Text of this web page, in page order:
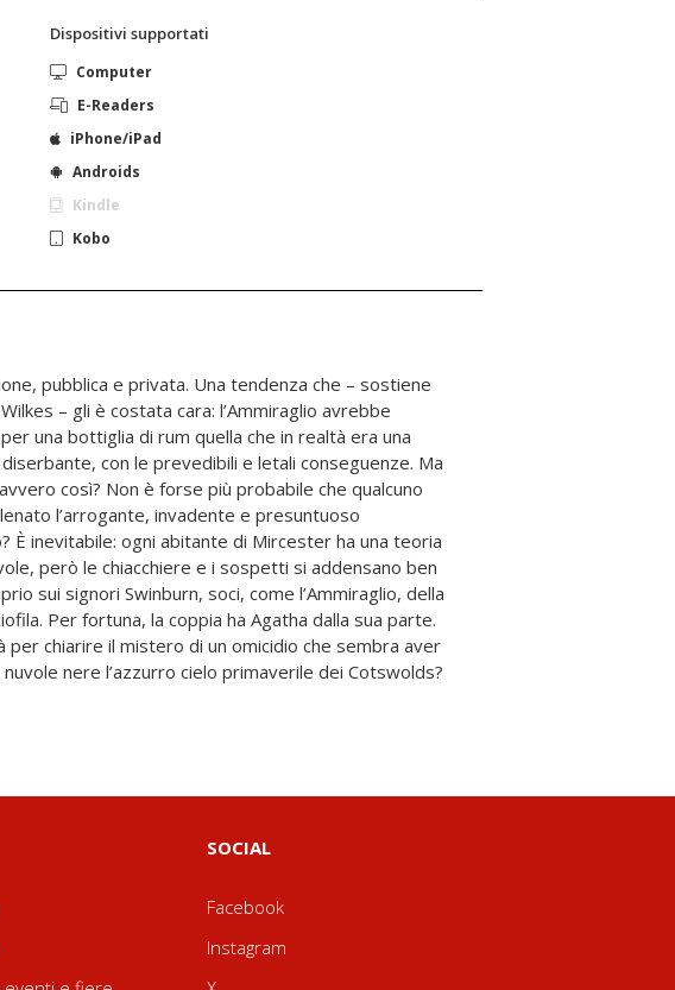
Dispositivi supportati
Computer
E-Readers
iPhone/iPad
Androids
Kindle
Kobo
pubblica e privata. Una tendenza che – sostiene
– gli è costata cara: l’Ammiraglio avrebbe
una bottiglia di rum quella che in realtà era una
con le prevedibili e letali conseguenze. Ma
così? Non è forse più probabile che qualcuno
l’arrogante, invadente e presuntuoso
nere l’azzurro cielo primaverile dei Cotswolds?
SOCIAL
Facebook
Instagram